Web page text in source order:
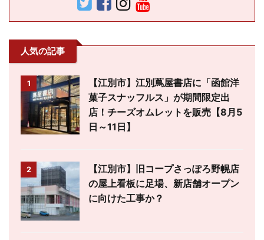
人気の記事
1
【江別市】江別蔦屋書店に「函館洋
菓子スナッフルス」が期間限定出
店！チーズオムレットを販売【8月5
日～11日】
2
【江別市】旧コープさっぽろ野幌店
の屋上看板に足場、新店舗オープン
に向けた工事か？